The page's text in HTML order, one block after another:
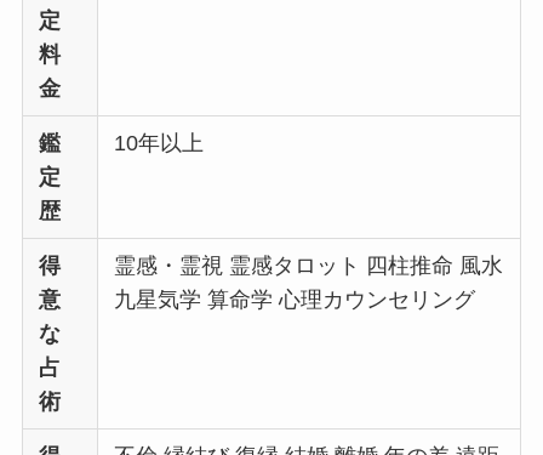
定
料
金
鑑
定
歴
10年以上
得
意
な
占
術
霊感・霊視 霊感タロット 四柱推命 風水
九星気学 算命学 心理カウンセリング